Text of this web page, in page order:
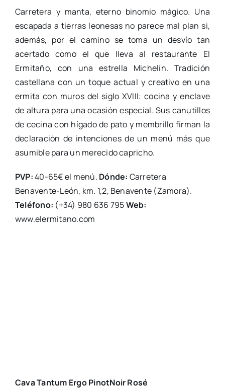
Carretera y manta, eterno binomio mágico. Una
escapada a tierras leonesas no parece mal plan si,
además, por el camino se toma un desvío tan
acertado como el que lleva al restaurante El
Ermitaño, con una estrella Michelín. Tradición
castellana con un toque actual y creativo en una
ermita con muros del siglo XVIII: cocina y enclave
de altura para una ocasión especial. Sus canutillos
de cecina con hígado de pato y membrillo firman la
declaración de intenciones de un menú más que
asumible para un merecido capricho.
PVP:40-65€ el menú. Dónde: Carretera
Benavente-León, km. 1,2, Benavente (Zamora).
Teléfono: (+34) 980 636 795Web:
www.elermitano.com
Cava Tantum Ergo PinotNoir Rosé